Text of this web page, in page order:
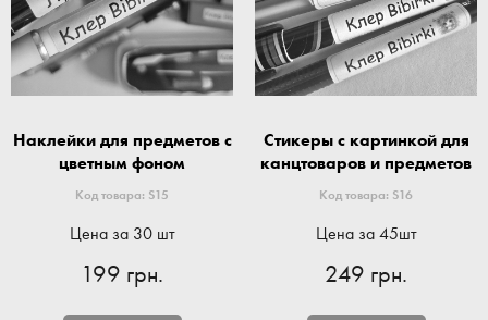
Наклейки для предметов с
цветным фоном
Код товара: S15
Цена за 30 шт
199 грн.
Стикеры с картинкой для
канцтоваров и предметов
Код товара: S16
Цена за 45шт
249 грн.